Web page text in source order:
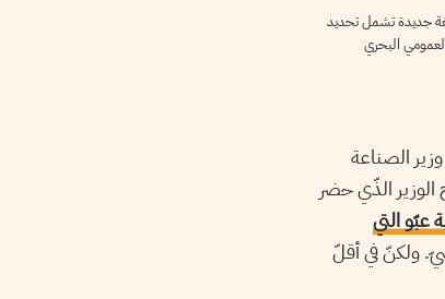
جديدة تشمل تحديد
للزمة اشغال واستغلال الملك العمومي البحري
وذلك إثر تصريح وزير الصناعة
الذّي حضر
عبّو التي
ولكنّ في أقلّ